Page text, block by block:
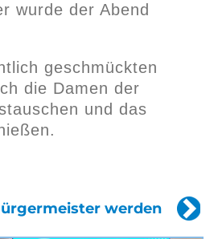
wurde der Abend
geschmückten
die Damen der
und das
werden